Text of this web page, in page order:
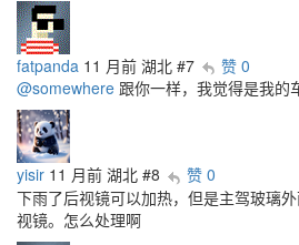
fatpanda 11 月前 湖北 #7
赞 0
@somewhere 跟你一样，我觉得是我的
yisir 11 月前 湖北 #8
赞 0
下雨了后视镜可以加热，但是主驾玻璃
视镜。怎么处理啊